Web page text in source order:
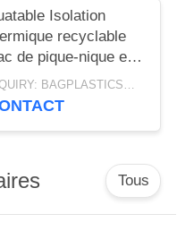
Isolation
recyclable
de pique-nique en
Cooler Bag
Bags Logo
INQUIRY: BAGPLASTICS@GMAIL.COM MOQ:WHATSAPP : 008613780964661
Tous